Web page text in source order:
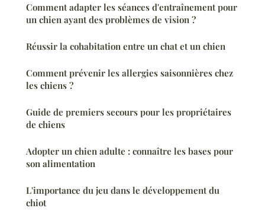
Comment adapter les séances d'entraînement pour
un chien ayant des problèmes de vision ?
Réussir la cohabitation entre un chat et un chien
Comment prévenir les allergies saisonnières chez
les chiens ?
Guide de premiers secours pour les propriétaires
de chiens
Adopter un chien adulte : connaître les bases pour
son alimentation
L'importance du jeu dans le développement du
chiot